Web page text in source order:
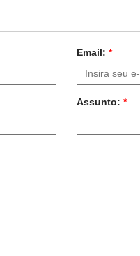
Email: *
Assunto: *